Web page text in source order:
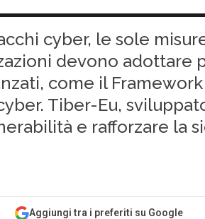
cyber, le sole
devono adottare
come il
Tiber-Eu,
e rafforzare la
Aggiungi tra i preferiti su Google